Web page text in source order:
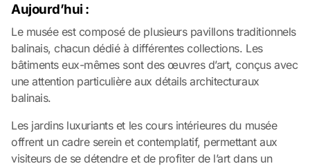
Aujourd’hui :
Le musée est composé de plusieurs pavillons traditionnels
balinais, chacun dédié à différentes collections. Les
bâtiments eux-mêmes sont des œuvres d’art, conçus avec
une attention particulière aux détails architecturaux
balinais.
Les jardins luxuriants et les cours intérieures du musée
offrent un cadre serein et contemplatif, permettant aux
visiteurs de se détendre et de profiter de l’art dans un